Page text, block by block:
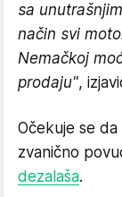
sa
način svi
Nemačkoj
prodaju",
Očekuje se
zvanično
dezalaša.